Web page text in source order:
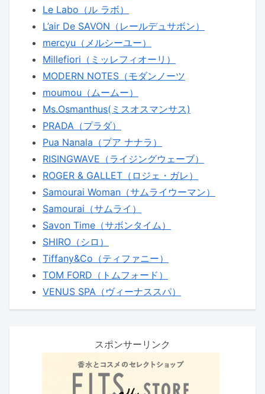
Le Labo（ル ラボ）
L’air De SAVON（レールデュサボン）
mercyu（メルシーユー）
Millefiori（ミッレフィオーリ）
MODERN NOTES（モダンノーツ
moumou（ムームー）
Ms.Osmanthus(ミスオスマンサス)
PRADA（プラダ）
Pua Nanala（プア ナナラ）
RISINGWAVE（ライジングウェーブ）
ROGER & GALLET（ロジェ・ガレ）
Samourai Woman（サムライウーマン）
Samourai（サムライ）
Savon Time（サボンタイム）
SHIRO（シロ）
Tiffany&Co（ティファニー）
TOM FORD（トムフォード）
VENUS SPA（ヴィーナススパ）
スポンサーリンク